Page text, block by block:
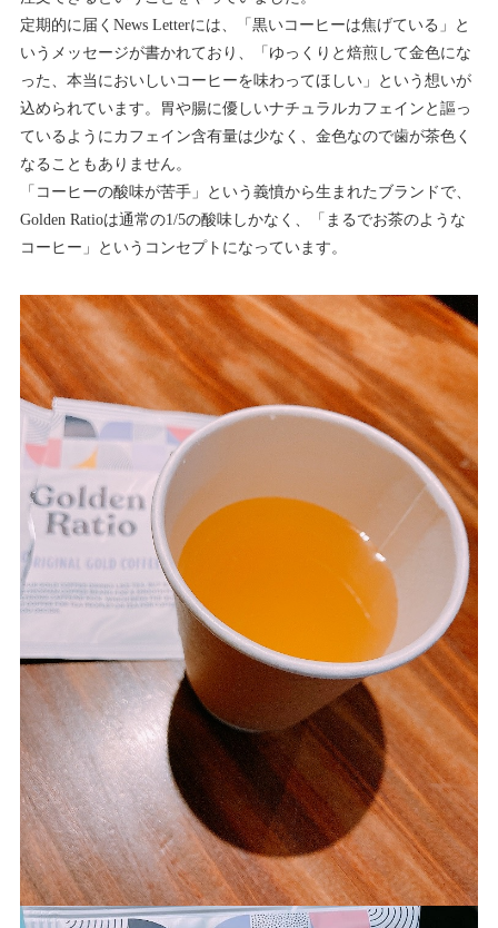
定期的に届くNews Letterには、「黒いコーヒーは焦げている」と
いうメッセージが書かれており、「ゆっくりと焙煎して金色にな
った、本当においしいコーヒーを味わってほしい」という想いが
込められています。胃や腸に優しいナチュラルカフェインと謳っ
ているようにカフェイン含有量は少なく、金色なので歯が茶色く
なることもありません。
「コーヒーの酸味が苦手」という義憤から生まれたブランドで、
Golden Ratioは通常の1/5の酸味しかなく、「まるでお茶のような
コーヒー」というコンセプトになっています。